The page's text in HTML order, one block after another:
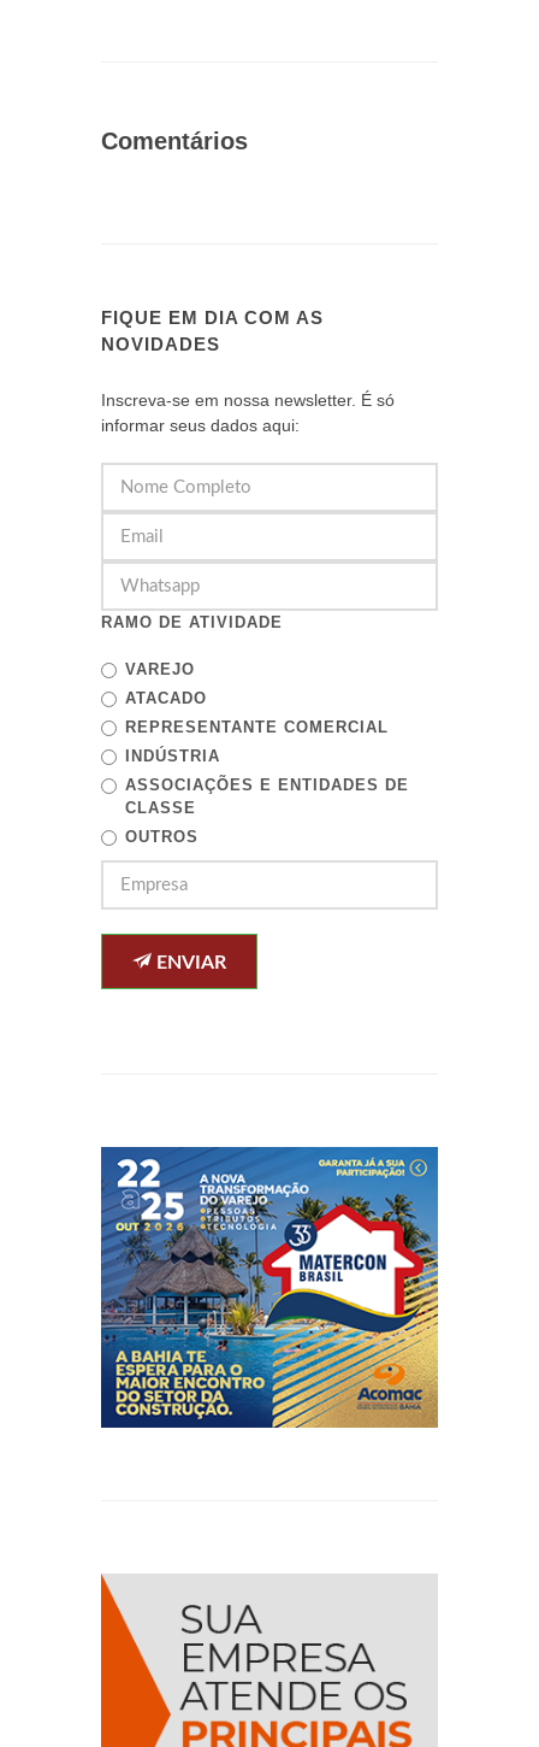
Comentários
FIQUE EM DIA COM AS
NOVIDADES
Inscreva-se em nossa newsletter. É só
informar seus dados aqui:
RAMO DE ATIVIDADE
VAREJO
ATACADO
REPRESENTANTE COMERCIAL
INDÚSTRIA
ASSOCIAÇÕES E ENTIDADES DE
CLASSE
OUTROS
ENVIAR